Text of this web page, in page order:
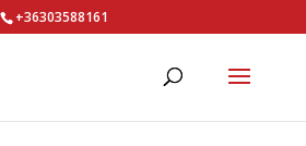
+36303588161